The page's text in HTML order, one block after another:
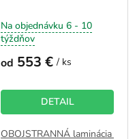
JEDNOSTRANNÁ
Na objednávku 6 - 10
týždňov
od 553 € / ks
DETAIL
OBOJSTRANNÁ laminácia -